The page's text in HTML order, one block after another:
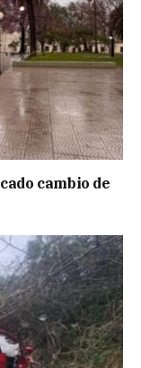
cambio de